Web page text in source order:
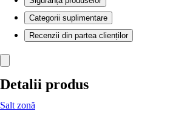
Categorii suplimentare
Recenzii din partea clienților
Detalii produs
Salt zonă